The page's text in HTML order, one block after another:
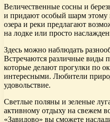
Величественные сосны и
и придают особый шарм этому
озера и реки предлагают
на лодке или просто
Здесь можно наблюдать
Встречаются различные виды
которые делают прогулки по
интересными. Любители
удовольствие.
Светлые поляны и зеленые
активному отдыху на свежем
«Завидово» вы сможете